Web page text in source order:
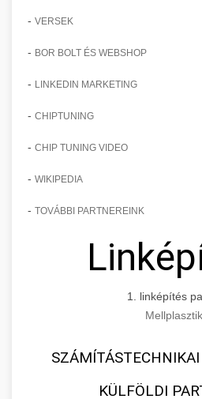
- VERSEK
- BOR BOLT ÉS WEBSHOP
- LINKEDIN MARKETING
- CHIPTUNING
- CHIP TUNING VIDEO
- WIKIPEDIA
- TOVÁBBI PARTNEREINK
1. linképítés
KÜLFÖLDI